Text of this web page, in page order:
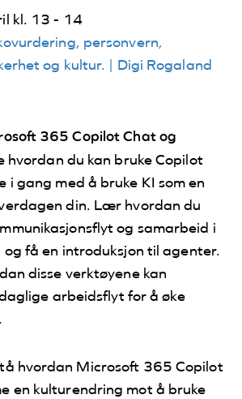
kl. 13 - 14
personvern,
og kultur. | Digi Rogaland
365 Copilot Chat og
hvordan du kan bruke Copilot
i gang med å bruke KI som en
din. Lær hvordan du
og samarbeid i
få en introduksjon til agenter.
disse verktøyene kan
arbeidsflyt for å øke
hvordan Microsoft 365 Copilot
en kulturendring mot å bruke